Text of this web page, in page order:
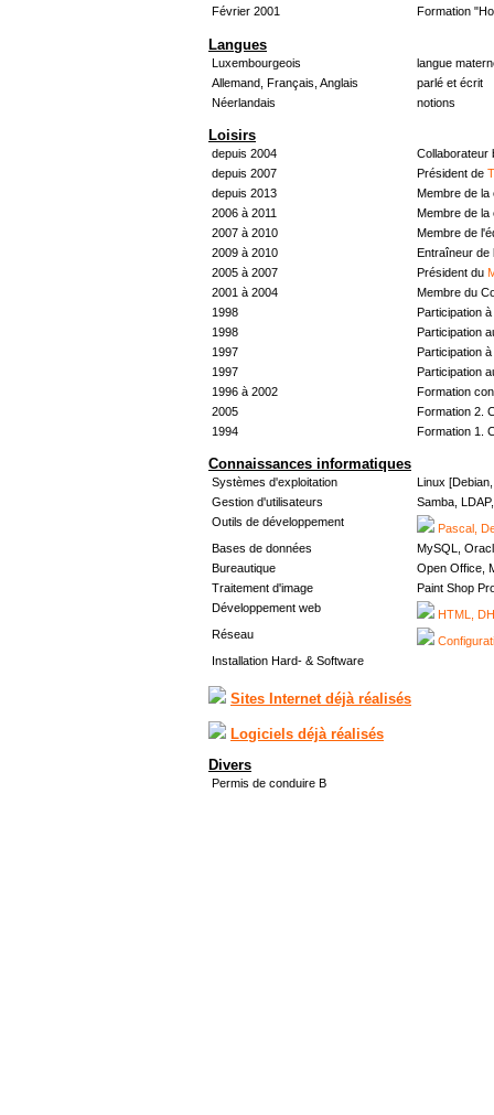
Février 2001
Formation
Langues
Luxembourgeois
langue
Allemand, Français, Anglais
parlé et écrit
Néerlandais
notions
Loisirs
depuis 2004
Collaborateur
depuis 2007
Président de
depuis 2013
Membre de
2006 à 2011
Membre de
2007 à 2010
Membre de
2009 à 2010
Entraîneur de
2005 à 2007
Président du
2001 à 2004
Membre du
1998
Participation à
1998
Participation
1997
Participation à
1997
Participation
1996 à 2002
Formation
2005
Formation 2.
1994
Formation 1.
Connaissances informatiques
Systèmes d'exploitation
Linux
Gestion d'utilisateurs
Samba,
Outils de développement
Pascal,
Bases de données
MySQL,
Bureautique
Open Office,
Traitement d'image
Paint Shop
Développement web
HTML,
Réseau
Installation Hard- & Software
Sites Internet déjà réalisés
Logiciels déjà réalisés
Divers
Permis de conduire B